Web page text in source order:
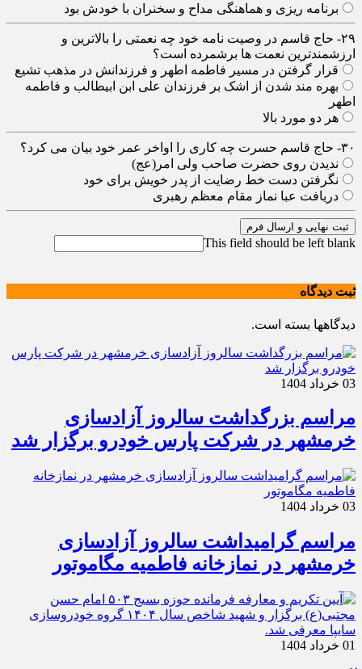
برنامه ریزی و هماهنگی مداح و سخنران با خودش بود
۲۹- حاج قاسم در وصیت نامه خود چه نعمتی را بالاترین و
ارزشمندترین نعمت ها برشمرده است؟
قرار گرفتن در مسیر فاطمه اطهر و فرزندانش در مذهب تشیع
بهره مند شدن از اشک بر فرزندان علی ابن ابیطالب و فاطمه
اطهر
هر دو مورد بالا
۳۰- حاج قاسم حسرت چه کاری را اواخر عمر خود بیان می کرد؟
ندیدن روی حضرت صاحب ولی امر(عج)
نگرفتن دست خط رضایت از پدر خویش برای خود
دریافت عبا نماز مقام معظم رهبری
ثبت نهایی و ارسال فرم
This field should be left blank
ثبت دیدگاه
دیدگاهها بسته است.
03 خرداد 1404
مراسم بزرگداشت سالروز آزادسازی
خرمشهر در شرکت پارس خودرو برگزار شد
03 خرداد 1404
مراسم گرامیداشت سالروز آزادسازی
خرمشهر در نمازخانه فاطمیه مگاموتور
01 خرداد 1404